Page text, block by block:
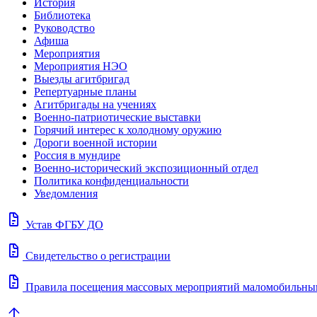
Библиотека
Руководство
Афиша
Мероприятия
Мероприятия НЭО
Выезды агитбригад
Репертуарные планы
Агитбригады на учениях
Военно-патриотические выставки
Горячий интерес к холодному оружию
Дороги военной истории
Россия в мундире
Военно-исторический экспозиционный отдел
Политика конфиденциальности
Уведомления
docs Устав ФГБУ ДО
docs Свидетельство о регистрации
docs Правила посещения массовых мероприятий